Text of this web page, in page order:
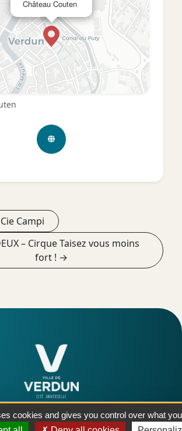
Château Couten
Campi
– Cirque Taisez vous moins
fort ! →
Y aller !
MEUSE, GRAND EST
cookies and gives you control over what